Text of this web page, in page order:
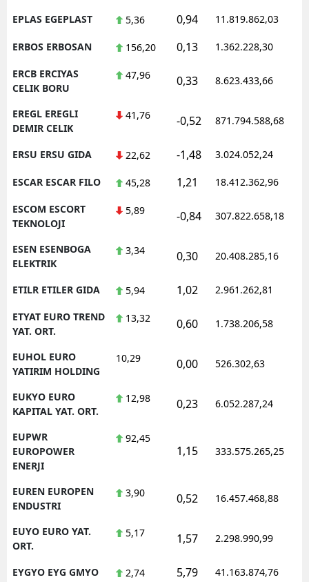
EPLAS EGEPLAST 5,36 0,94 11.819.862,03
ERBOS ERBOSAN 156,20 0,13 1.362.228,30
ERCB ERCIYAS
CELIK BORU
47,96 0,33 8.623.433,66
EREGL EREGLI
DEMIR CELIK
41,76 -0,52 871.794.588,68
ERSU ERSU GIDA 22,62 -1,48 3.024.052,24
ESCAR ESCAR FILO 45,28 1,21 18.412.362,96
ESCOM ESCORT
TEKNOLOJI
5,89 -0,84 307.822.658,18
ESEN ESENBOGA
ELEKTRIK
3,34 0,30 20.408.285,16
ETILR ETILER GIDA 5,94 1,02 2.961.262,81
ETYAT EURO TREND
YAT. ORT.
13,32 0,60 1.738.206,58
EUHOL EURO
YATIRIM HOLDING
10,29 0,00 526.302,63
EUKYO EURO
KAPITAL YAT. ORT.
12,98 0,23 6.052.287,24
EUPWR
EUROPOWER
ENERJI
92,45
1,15 333.575.265,25
EUREN EUROPEN
ENDUSTRI
3,90 0,52 16.457.468,88
EUYO EURO YAT.
ORT.
5,17 1,57 2.298.990,99
EYGYO EYG GMYO 2,74 5,79 41.163.874,76